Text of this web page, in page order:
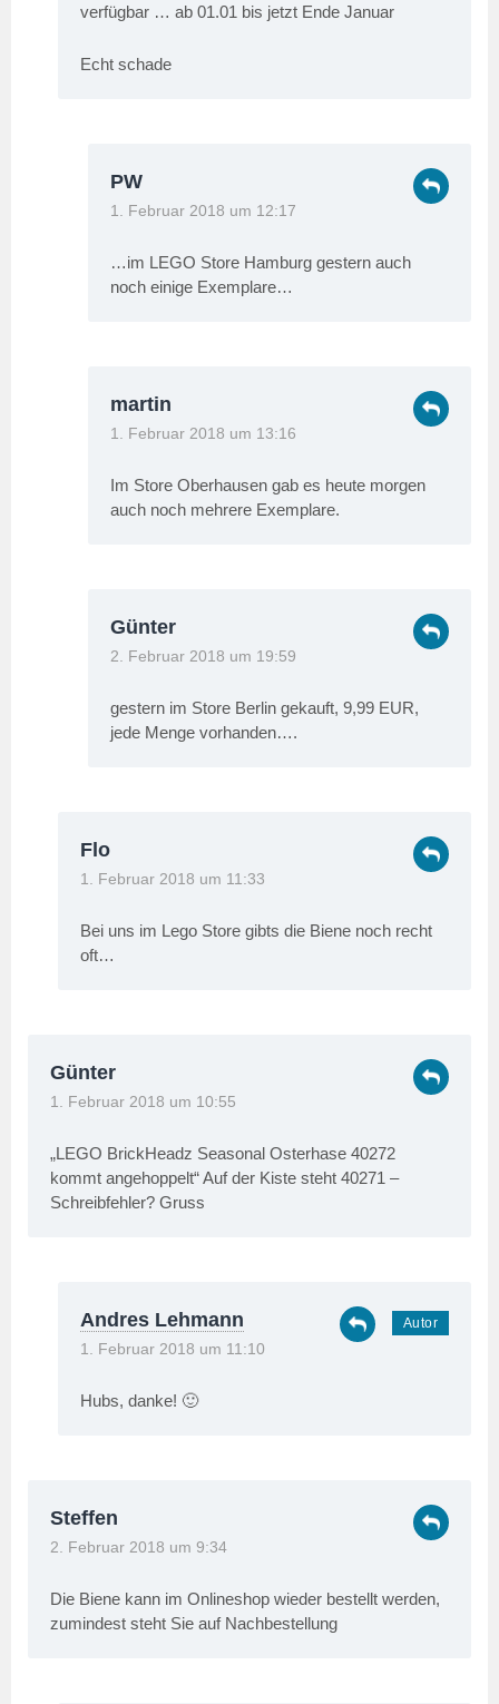
verfügbar … ab 01.01 bis jetzt Ende Januar
Echt schade
PW
1. Februar 2018 um 12:17
…im LEGO Store Hamburg gestern auch
noch einige Exemplare…
martin
1. Februar 2018 um 13:16
Im Store Oberhausen gab es heute morgen
auch noch mehrere Exemplare.
Günter
2. Februar 2018 um 19:59
gestern im Store Berlin gekauft, 9,99 EUR,
jede Menge vorhanden….
Flo
1. Februar 2018 um 11:33
Bei uns im Lego Store gibts die Biene noch recht
oft…
Günter
1. Februar 2018 um 10:55
„LEGO BrickHeadz Seasonal Osterhase 40272
kommt angehoppelt“ Auf der Kiste steht 40271 –
Schreibfehler? Gruss
Andres Lehmann
1. Februar 2018 um 11:10
Hubs, danke! 🙂
Steffen
2. Februar 2018 um 9:34
Die Biene kann im Onlineshop wieder bestellt werden,
zumindest steht Sie auf Nachbestellung